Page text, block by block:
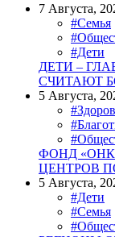
7 Августа,
#Семья
#Дети
ДЕТИ –
СЧИТАЮТ
5 Августа,
ФОНД
ЦЕНТРОВ
5 Августа,
#Дети
#Семья